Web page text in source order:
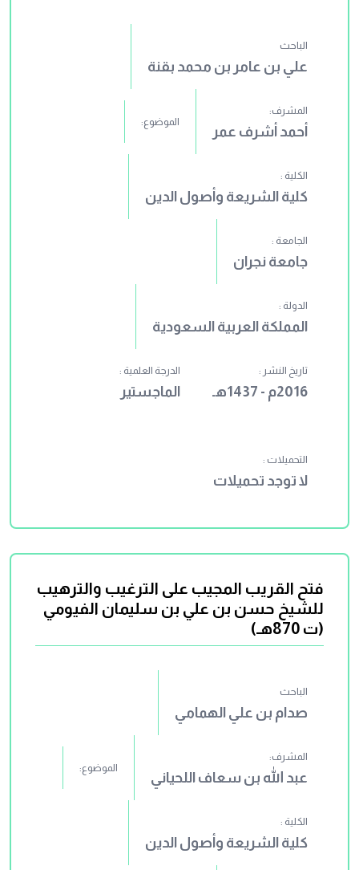
الباحث
علي بن عامر بن محمد بقنة
المشرف:
أحمد أشرف عمر
الموضوع:
الكلية :
كلية الشريعة وأصول الدين
الجامعة :
جامعة نجران
الدولة :
المملكة العربية السعودية
تاريخ النشر :
2016م - 1437هـ
الدرجة العلمية :
الماجستير
التحميلات :
لا توجد تحميلات
فتح القريب المجيب على الترغيب والترهيب
للشيخ حسن بن علي بن سليمان الفيومي
(ت 870هـ)
الباحث
صدام بن علي الهمامي
المشرف:
عبد الله بن سعاف اللحياني
الموضوع:
الكلية :
كلية الشريعة وأصول الدين